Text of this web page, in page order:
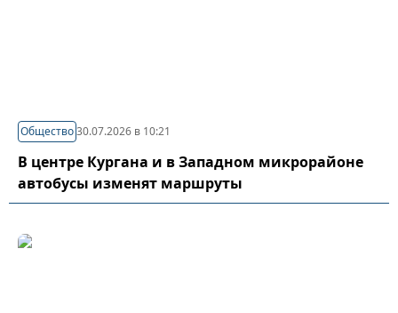
Общество30.07.2026 в 10:21
В центре Кургана и в Западном микрорайоне
автобусы изменят маршруты